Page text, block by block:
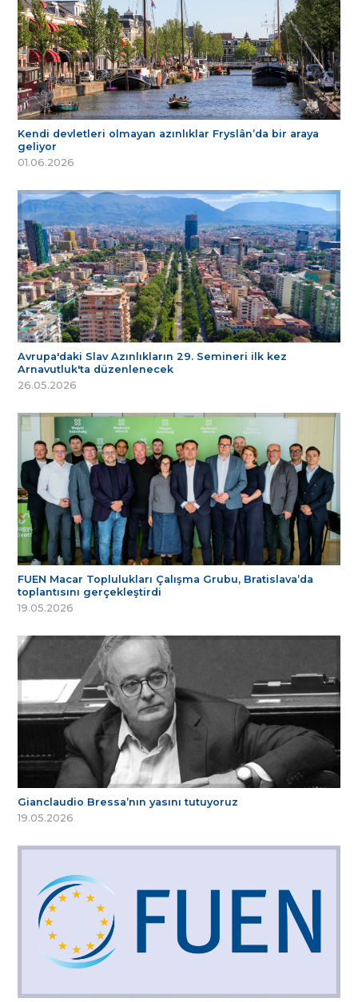
Kendi devletleri olmayan azınlıklar Fryslân’da bir araya
geliyor
01.06.2026
Avrupa'daki Slav Azınlıkların 29. Semineri ilk kez
Arnavutluk'ta düzenlenecek
26.05.2026
FUEN Macar Toplulukları Çalışma Grubu, Bratislava’da
toplantısını gerçekleştirdi
19.05.2026
Gianclaudio Bressa’nın yasını tutuyoruz
19.05.2026